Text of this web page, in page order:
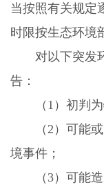
当按照有关规定
时限按生态环境
对以下突发
告：
（ 1 ）初判
（ 2 ）可能
境事件；
（ 3）可能